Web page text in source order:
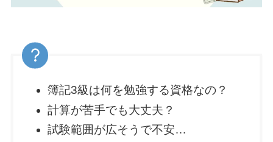
簿記3級は何を勉強する資格なの？
計算が苦手でも大丈夫？
試験範囲が広そうで不安…